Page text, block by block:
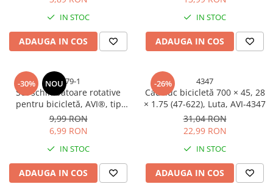
IN STOC
ADAUGA IN COS
IN STOC
ADAUGA IN COS
-30% NOU1279-1
Set schimbătoare rotative
pentru bicicletă, AVI®, tip
moto, grip shifter, stânga +
dreapta, cu cabluri, AVI-1279
9,99 RON
6,99 RON
IN STOC
ADAUGA IN COS
-26% 4347
Cauciuc bicicletă 700 × 45, 28
× 1.75 (47-622), Luta, AVI-4347
31,04 RON
22,99 RON
IN STOC
ADAUGA IN COS